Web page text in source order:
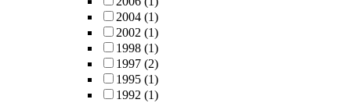
2004 (1)
2002 (1)
1998 (1)
1997 (2)
1995 (1)
1992 (1)